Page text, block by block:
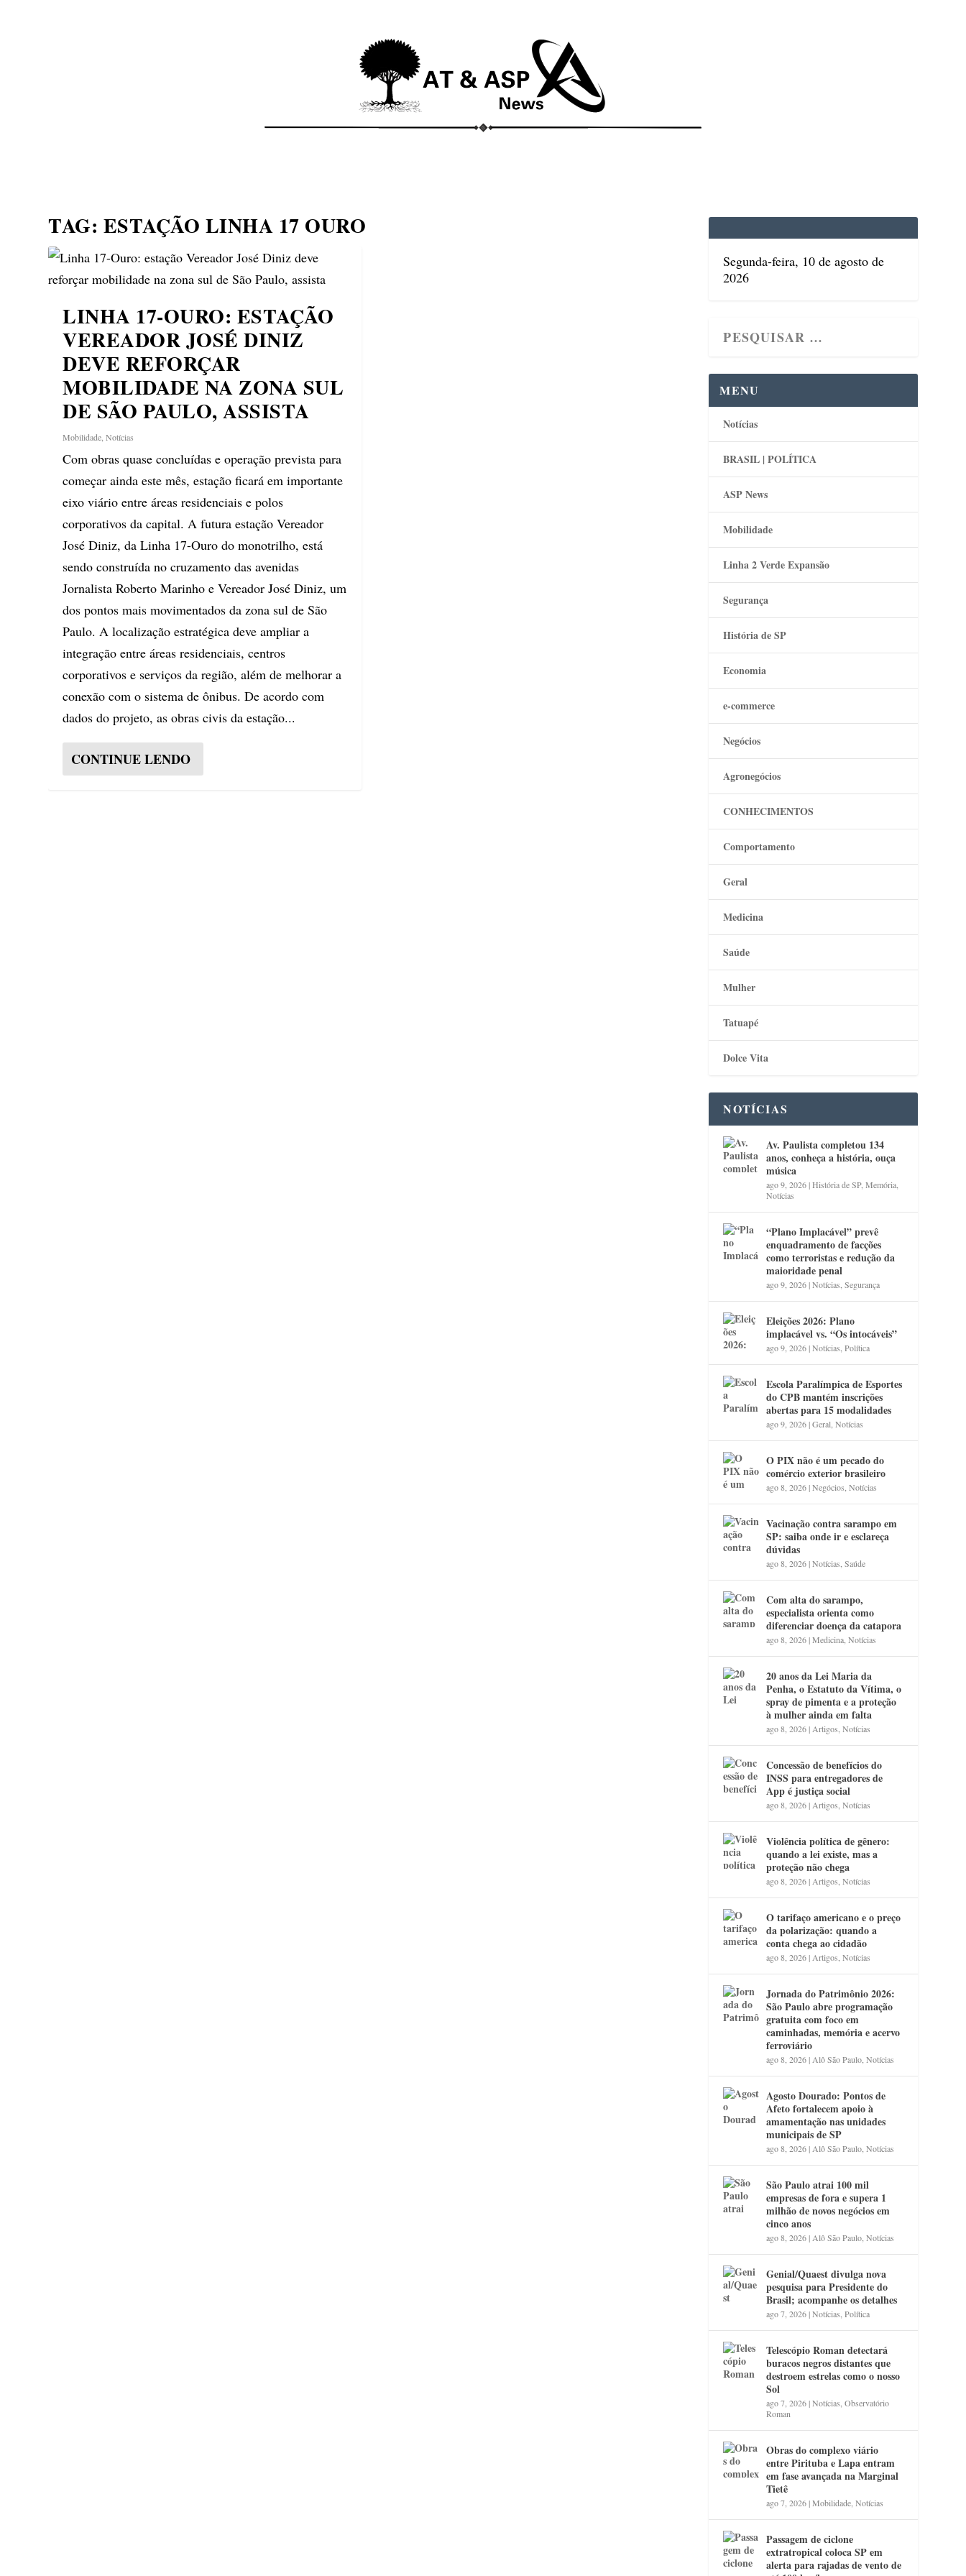
TAG: ESTAÇÃO LINHA 17 OURO
LINHA 17-OURO: ESTAÇÃO
VEREADOR JOSÉ DINIZ
DEVE REFORÇAR
MOBILIDADE NA ZONA SUL
DE SÃO PAULO, ASSISTA
Mobilidade ,Notícias
Com obras quase concluídas e operação prevista para
começar ainda este mês, estação ficará em importante
eixo viário entre áreas residenciais e polos
corporativos da capital. A futura estação Vereador
José Diniz, da Linha 17-Ouro do monotrilho, está
sendo construída no cruzamento das avenidas
Jornalista Roberto Marinho e Vereador José Diniz, um
dos pontos mais movimentados da zona sul de São
Paulo. A localização estratégica deve ampliar a
integração entre áreas residenciais, centros
corporativos e serviços da região, além de melhorar a
conexão com o sistema de ônibus. De acordo com
dados do projeto, as obras civis da estação...
CONTINUE LENDO
Segunda-feira, 10 de agosto de
2026
MENU
Notícias
BRASIL | POLÍTICA
ASP News
Mobilidade
Linha 2 Verde Expansão
Segurança
História de SP
Economia
e-commerce
Negócios
Agronegócios
CONHECIMENTOS
Comportamento
Geral
Medicina
Saúde
Mulher
Tatuapé
Dolce Vita
NOTÍCIAS
Av. Paulista completou 134
anos, conheça a história, ouça
música
ago 9, 2026|História de SP,Memória
Notícias
“Plano Implacável” prevê
enquadramento de facções
como terroristas e redução da
maioridade penal
ago 9, 2026|Notícias ,Segurança
Eleições 2026: Plano
implacável vs. “Os intocáveis”
ago 9, 2026|Notícias ,Política
Escola Paralímpica de Esportes
do CPB mantém inscrições
abertas para 15 modalidades
ago 9, 2026|Geral ,Notícias
O PIX não é um pecado do
comércio exterior brasileiro
ago 8, 2026|Negócios ,Notícias
Vacinação contra sarampo em
SP: saiba onde ir e esclareça
dúvidas
ago 8, 2026|Notícias ,Saúde
Com alta do sarampo,
especialista orienta como
diferenciar doença da catapora
ago 8, 2026|Medicina ,Notícias
20 anos da Lei Maria da
Penha, o Estatuto da Vítima, o
spray de pimenta e a proteção
à mulher ainda em falta
ago 8, 2026| Artigos ,Notícias
Concessão de benefícios do
INSS para entregadores de
App é justiça social
ago 8, 2026| Artigos ,Notícias
Violência política de gênero:
quando a lei existe, mas a
proteção não chega
ago 8, 2026| Artigos ,Notícias
O tarifaço americano e o preço
da polarização: quando a
conta chega ao cidadão
ago 8, 2026| Artigos ,Notícias
Jornada do Patrimônio 2026:
São Paulo abre programação
gratuita com foco em
caminhadas, memória e acervo
ferroviário
ago 8, 2026| Alô São Paulo ,Notícias
Agosto Dourado: Pontos de
Afeto fortalecem apoio à
amamentação nas unidades
municipais de SP
ago 8, 2026| Alô São Paulo ,Notícias
São Paulo atrai 100 mil
empresas de fora e supera 1
milhão de novos negócios em
cinco anos
ago 8, 2026| Alô São Paulo ,Notícias
Genial/Quaest divulga nova
pesquisa para Presidente do
Brasil; acompanhe os detalhes
ago 7, 2026|Notícias ,Política
Telescópio Roman detectará
buracos negros distantes que
destroem estrelas como o nosso
Sol
ago 7, 2026|Notícias ,Observatório
Roman
Obras do complexo viário
entre Pirituba e Lapa entram
em fase avançada na Marginal
Tietê
ago 7, 2026|Mobilidade ,Notícias
Passagem de ciclone
extratropical coloca SP em
alerta para rajadas de vento de